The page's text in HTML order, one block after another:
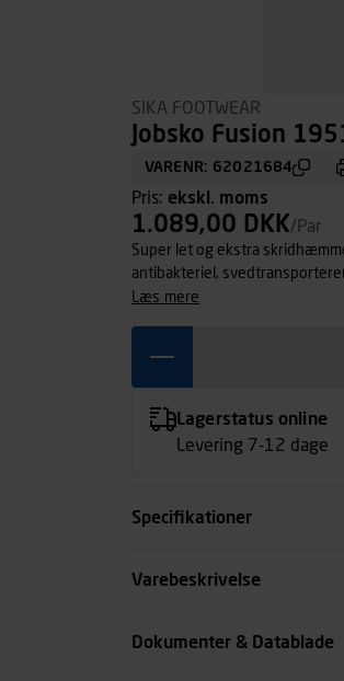
SIKA FOOTWEAR
Jobsko Fusion
VARENR: 62021684
Pris: ekskl. moms
1.089,00 DKK/Par
Super let og ekstra
antibakteriel,
læs mere
Lagerstatus online
Levering 7-12 dage
Specifikationer
Størrelse
Varebeskrivelse
Dokumenter & Datablade